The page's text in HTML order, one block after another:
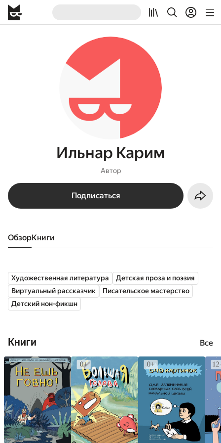
Ильнар Карим
Автор
Подписаться
Обзор книги
Художественная литература
Детская проза и поэзия
Виртуальный рассказчик
Писательское мастерство
Детский нон-фикшн
Книги Все